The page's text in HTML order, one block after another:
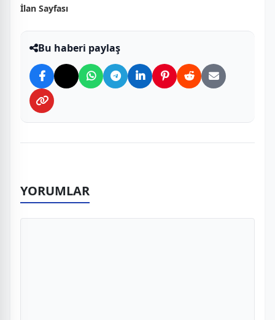
İlan Sayfası
Bu haberi paylaş
YORUMLAR